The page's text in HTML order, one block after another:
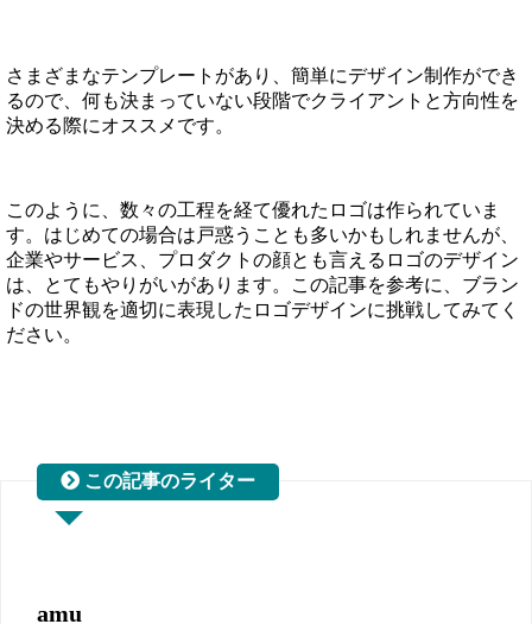
さまざまなテンプレートがあり、簡単にデザイン制作ができ
るので、何も決まっていない段階でクライアントと方向性を
決める際にオススメです。
このように、数々の工程を経て優れたロゴは作られていま
す。はじめての場合は戸惑うことも多いかもしれませんが、
企業やサービス、プロダクトの顔とも言えるロゴのデザイン
は、とてもやりがいがあります。この記事を参考に、ブラン
ドの世界観を適切に表現したロゴデザインに挑戦してみてく
ださい。
amu